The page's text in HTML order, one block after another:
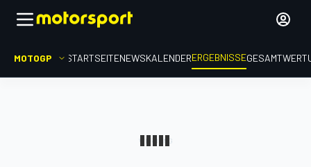
MOTOGP STARTSEITENEWSKALENDERERGEBNISSE